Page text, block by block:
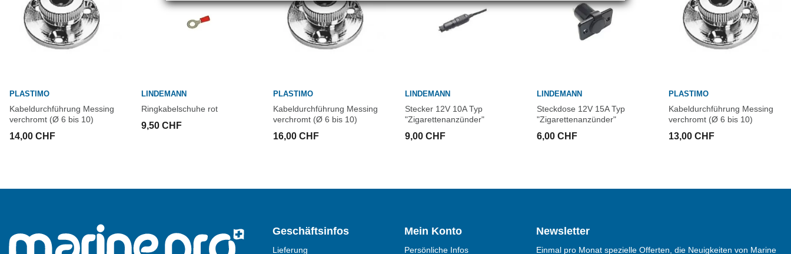
PLASTIMO
Kabeldurchführung Messing
verchromt (Ø 6 bis 10)
14,00 CHF
LINDEMANN
Ringkabelschuhe rot
9,50 CHF
PLASTIMO
Kabeldurchführung Messing
verchromt (Ø 6 bis 10)
16,00 CHF
LINDEMANN
Stecker 12V 10A Typ
"Zigarettenanzünder"
9,00 CHF
LINDEMANN
Steckdose 12V 15A Typ
"Zigarettenanzünder"
6,00 CHF
PLASTIMO
Kabeldurchführung Messing
verchromt (Ø 6 bis 10)
13,00 CHF
Geschäftsinfos
Lieferung
Mein Konto
Persönliche Infos
Newsletter
Einmal pro Monat spezielle Offerten, die Neuigkeiten von Marine